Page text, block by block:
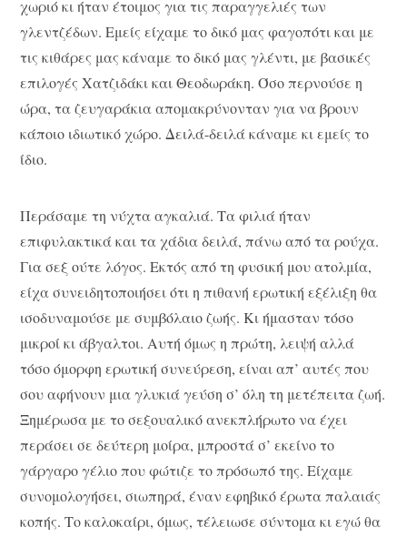
χωριό κι ήταν έτοιμος για τις παραγγελιές των
γλεντζέδων. Εμείς είχαμε το δικό μας φαγοπότι και με
τις κιθάρες μας κάναμε το δικό μας γλέντι, με βασικές
επιλογές Χατζιδάκι και Θεοδωράκη. Όσο περνούσε η
ώρα, τα ζευγαράκια απομακρύνονταν για να βρουν
κάποιο ιδιωτικό χώρο. Δειλά-δειλά κάναμε κι εμείς το
ίδιο.
Περάσαμε τη νύχτα αγκαλιά. Τα φιλιά ήταν
επιφυλακτικά και τα χάδια δειλά, πάνω από τα ρούχα.
Για σεξ ούτε λόγος. Εκτός από τη φυσική μου ατολμία,
είχα συνειδητοποιήσει ότι η πιθανή ερωτική εξέλιξη θα
ισοδυναμούσε με συμβόλαιο ζωής. Κι ήμασταν τόσο
μικροί κι άβγαλτοι. Αυτή όμως η πρώτη, λειψή αλλά
τόσο όμορφη ερωτική συνεύρεση, είναι απ’ αυτές που
σου αφήνουν μια γλυκιά γεύση σ’ όλη τη μετέπειτα ζωή.
Ξημέρωσα με το σεξουαλικό ανεκπλήρωτο να έχει
περάσει σε δεύτερη μοίρα, μπροστά σ’ εκείνο το
γάργαρο γέλιο που φώτιζε το πρόσωπό της. Είχαμε
συνομολογήσει, σιωπηρά, έναν εφηβικό έρωτα παλαιάς
κοπής. Το καλοκαίρι, όμως, τέλειωσε σύντομα κι εγώ θα